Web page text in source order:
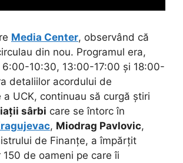
Media Center, observând că
din nou. Programul era,
10:30, 13:00-17:00 și 18:00-
detaliilor acordului de
a UCK, continuau să curgă știri
sârbi care se întorc în
, Miodrag Pavlovic,
de Finanțe, a împărțit
de oameni pe care îi